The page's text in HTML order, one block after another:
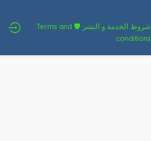
شروط الخدمة و النشر 🛡 Terms and
conditions